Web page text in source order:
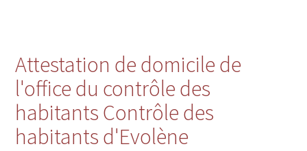
Attestation de domicile de
l'office du contrôle des
habitants Contrôle des
habitants d'Evolène